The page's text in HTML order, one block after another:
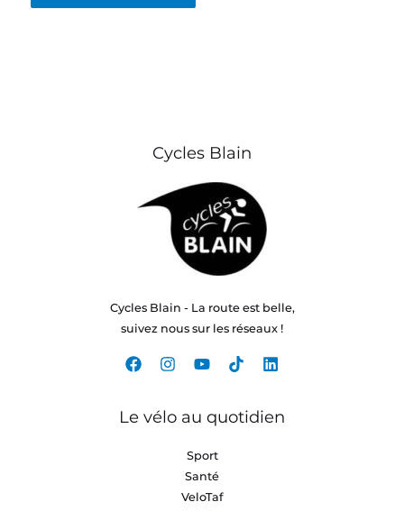
Cycles Blain
Cycles Blain - La route est belle,
suivez nous sur les réseaux !
Le vélo au quotidien
Sport
Santé
VeloTaf